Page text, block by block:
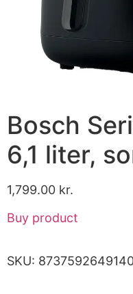
Bosch
6,1 liter,
1,799.00 kr.
Buy product
SKU: